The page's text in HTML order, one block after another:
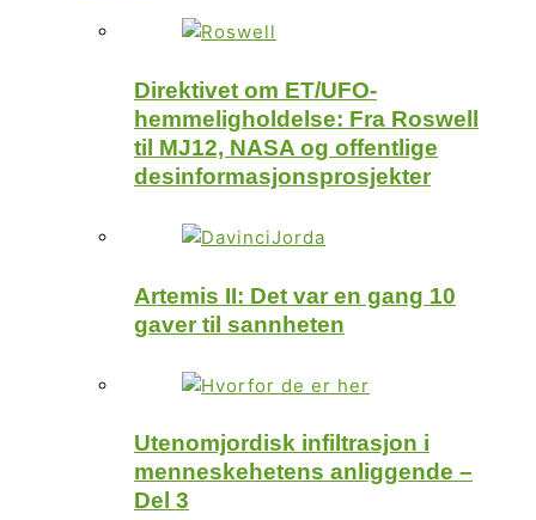
Direktivet om ET/UFO-
hemmeligholdelse: Fra Roswell
til MJ12, NASA og offentlige
desinformasjonsprosjekter
Artemis II: Det var en gang 10
gaver til sannheten
Utenomjordisk infiltrasjon i
menneskehetens anliggende –
Del 3